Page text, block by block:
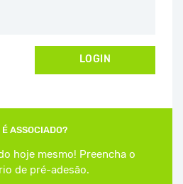
LOGIN
É ASSOCIADO?
hoje mesmo! Preencha o
de pré-adesão.